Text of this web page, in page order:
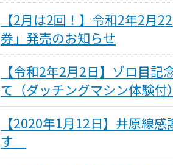
【2月は2回！】令和2年2月
券」発売のお知らせ
【令和2年2月2日】ゾロ目
て（ダッチングマシン体験付
【2020年1月12日】井原線
す